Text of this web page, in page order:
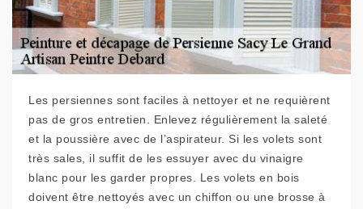
Les persiennes sont faciles à nettoyer et ne requièrent
pas de gros entretien. Enlevez régulièrement la saleté
et la poussière avec de l’aspirateur. Si les volets sont
très sales, il suffit de les essuyer avec du vinaigre
blanc pour les garder propres. Les volets en bois
doivent être nettoyés avec un chiffon ou une brosse à